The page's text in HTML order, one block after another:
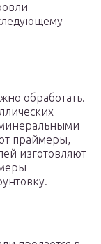
обработать.
праймеры,
изготовляют